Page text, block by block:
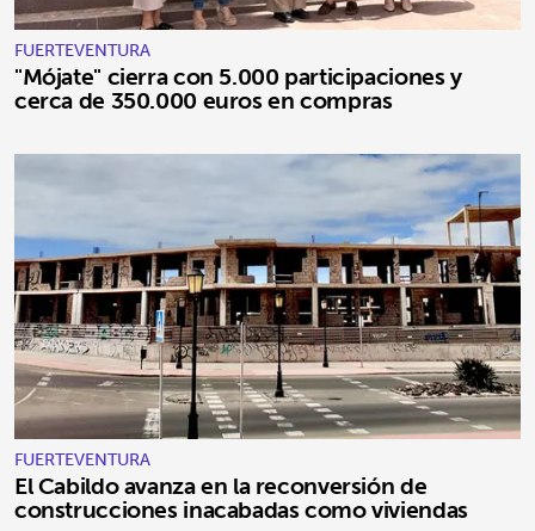
FUERTEVENTURA
"Mójate" cierra con 5.000 participaciones y
cerca de 350.000 euros en compras
FUERTEVENTURA
El Cabildo avanza en la reconversión de
construcciones inacabadas como viviendas